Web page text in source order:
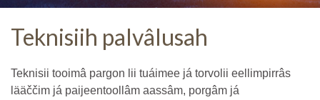
Teknisiih palvâlusah
Teknisii tooimâ pargon lii tuáimee já torvolii eellimpirrâs
lääččim já paijeentoollâm aassâm, porgâm já